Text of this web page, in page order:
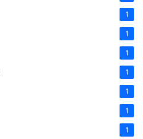
1
1
1
1
1
1
1